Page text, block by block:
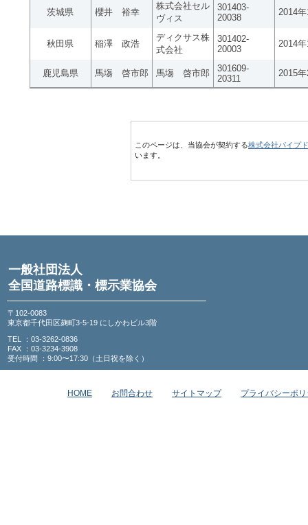
茨城県 櫻井 裕幸
株式会社セル
ヴィス
301403-
20038
2014
秋田県 稲澤 政浩
ディクサス株
式会社
301402-
20003
2014
鹿児島県 馬塲 啓市郎 馬塲 啓市郎
301609-
20311
2015
このページは、当協会が契約する株式会社パイプ
います。
一般社団法人
全国道路標識・標示業協会
〒102-0083
東京都千代田区麹町3-5-19 にしかわビル3階
TEL ：03-3262-0836
FAX ：03-3234-3908
受付時間 ：9:00〜17:30（土日祝を除く）
HOME お問合わせ サイトマップ プライバシーポ